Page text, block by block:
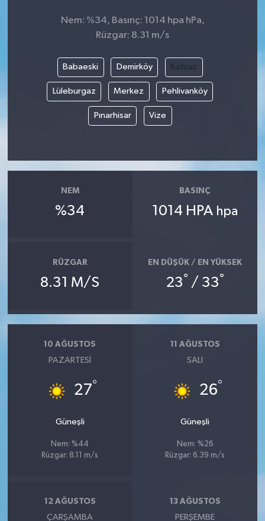
Nem: %34, Basınç: 1014 hpa hPa,
Rüzgar: 8.31 m/s
Babaeski Demirköy Kofçaz
Lüleburgaz Merkez Pehlivanköy
Pınarhisar Vize
NEM
%34
BASINÇ
1014 HPA hpa
RÜZGAR
8.31 M/S
EN DÜŞÜK / EN YÜKSEK
23° / 33°
10 AĞUSTOS
PAZARTESI
27°
Güneşli
Nem: %44
Rüzgar: 8.11 m/s
11 AĞUSTOS
SALI
26°
Güneşli
Nem: %26
Rüzgar: 6.39 m/s
12 AĞUSTOS
ÇARŞAMBA
13 AĞUSTOS
PERŞEMBE